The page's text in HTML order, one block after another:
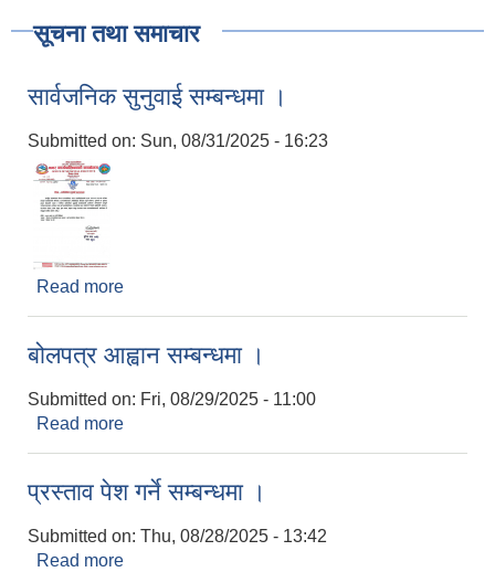
सूचना तथा समाचार
सार्वजनिक सुनुवाई सम्बन्धमा ।
Submitted on: Sun, 08/31/2025 - 16:23
Read more
बोलपत्र आह्वान सम्बन्धमा ।
Submitted on: Fri, 08/29/2025 - 11:00
Read more
प्रस्ताव पेश गर्ने सम्बन्धमा ।
Submitted on: Thu, 08/28/2025 - 13:42
Read more